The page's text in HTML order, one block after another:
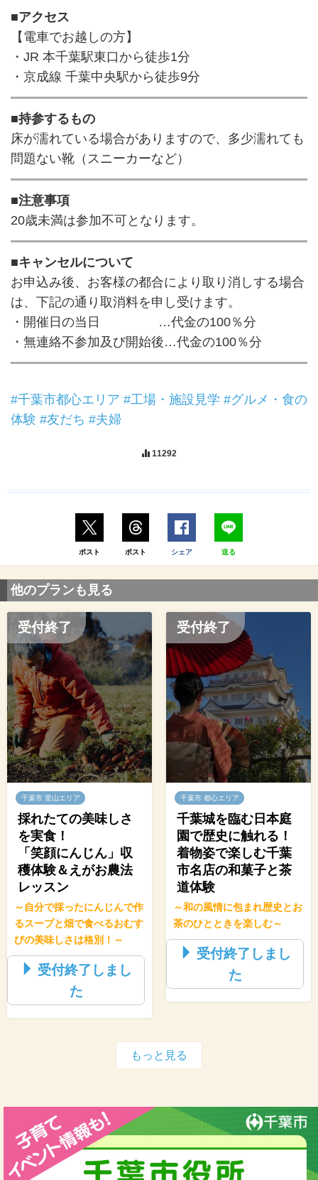
■アクセス
【電車でお越しの方】
・JR 本千葉駅東口から徒歩1分
・京成線 千葉中央駅から徒歩9分
■持参するもの
床が濡れている場合がありますので、多少濡れても
問題ない靴（スニーカーなど）
■注意事項
20歳未満は参加不可となります。
■キャンセルについて
お申込み後、お客様の都合により取り消しする場合
は、下記の通り取消料を申し受けます。
・開催日の当日 …代金の100％分
・無連絡不参加及び開始後…代金の100％分
#千葉市都心エリア #工場・施設見学 #グルメ・食の
体験 #友だち #夫婦
11292
ポスト ポスト シェア 送る
他のプランも見る
受付終了
千葉市 里山エリア
採れたての美味しさ
を実食！
「笑顔にんじん」収
穫体験＆えがお農法
レッスン
～自分で採ったにんじんで作
るスープと畑で食べるおむす
びの美味しさは格別！～
受付終了しまし
た
受付終了
千葉市 都心エリア
千葉城を臨む日本庭
園で歴史に触れる！
着物姿で楽しむ千葉
市名店の和菓子と茶
道体験
～和の風情に包まれ歴史とお
茶のひとときを楽しむ～
受付終了しまし
た
もっと見る